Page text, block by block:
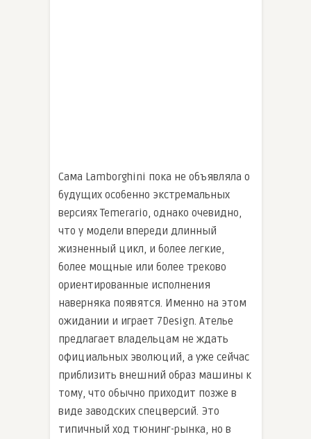
Сама Lamborghini пока не объявляла о
будущих особенно экстремальных
версиях Temerario, однако очевидно,
что у модели впереди длинный
жизненный цикл, и более легкие,
более мощные или более треково
ориентированные исполнения
наверняка появятся. Именно на этом
ожидании и играет 7Design. Ателье
предлагает владельцам не ждать
официальных эволюций, а уже сейчас
приблизить внешний образ машины к
тому, что обычно приходит позже в
виде заводских спецверсий. Это
типичный ход тюнинг-рынка, но в